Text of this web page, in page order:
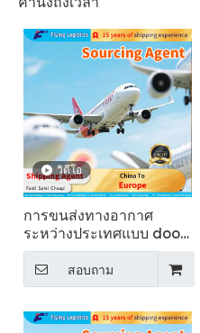
วิดีโอ
การขนส่งทางอากาศ
ระหว่างประเทศแบบ door-
to-door จากจีนสู่ยุโรป
สอบถาม